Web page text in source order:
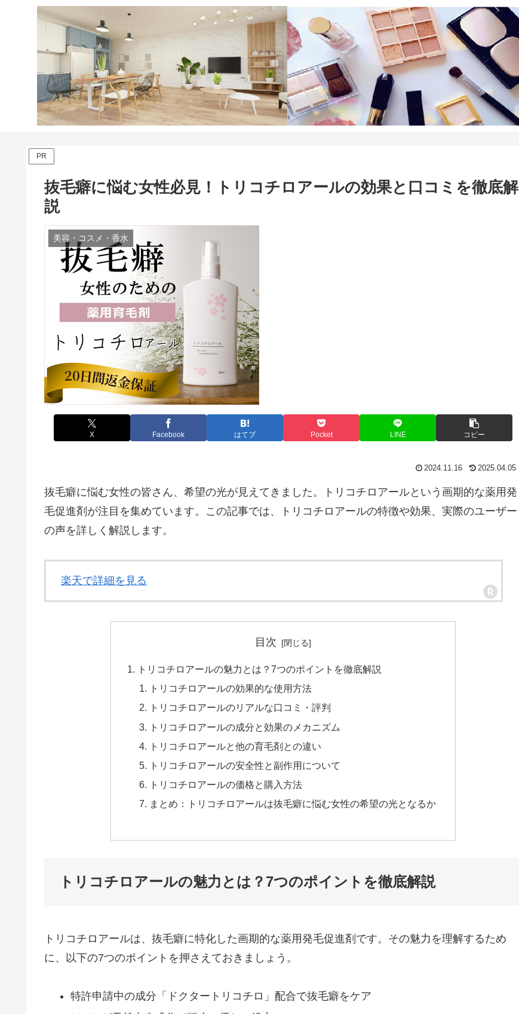
PR
抜毛癖に悩む女性必見！トリコチロアールの効果と口コミを徹底解
説
美容・コスメ・香水
X Facebook はてブ Pocket LINE コピー
2024.11.16 2025.04.05
抜毛癖に悩む女性の皆さん、希望の光が見えてきました。トリコチロアールという画期的な薬用発
毛促進剤が注目を集めています。この記事では、トリコチロアールの特徴や効果、実際のユーザー
の声を詳しく解説します。
楽天で詳細を見る
目次
トリコチロアールの魅力とは？7つのポイントを徹底解説
トリコチロアールの効果的な使用方法
トリコチロアールのリアルな口コミ・評判
トリコチロアールの成分と効果のメカニズム
トリコチロアールと他の育毛剤との違い
トリコチロアールの安全性と副作用について
トリコチロアールの価格と購入方法
まとめ：トリコチロアールは抜毛癖に悩む女性の希望の光となるか
トリコチロアールの魅力とは？7つのポイントを徹底解説
トリコチロアールは、抜毛癖に特化した画期的な薬用発毛促進剤です。その魅力を理解するため
に、以下の7つのポイントを押さえておきましょう。
特許申請中の成分「ドクタートリコチロ」配合で抜毛癖をケア